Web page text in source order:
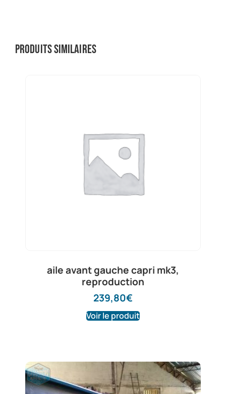
Produits similaires
aile avant gauche capri mk3,
reproduction
239,80€
Voir le produit